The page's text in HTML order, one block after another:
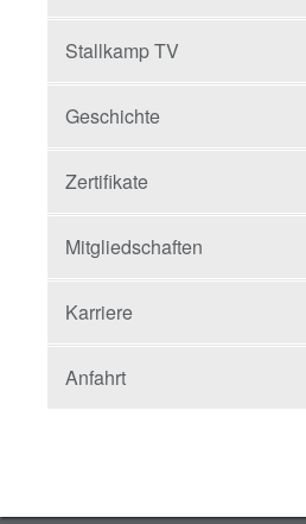
Stallkamp TV
Geschichte
Zertifikate
Mitgliedschaften
Karriere
Anfahrt